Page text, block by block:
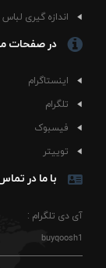
اندازه گیری لباس
در صفحات
اینستاگرام
تلگرام
فیسبوک
توییتر
با ما در
آی دی تلگرام :
buyqoosh1